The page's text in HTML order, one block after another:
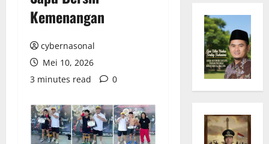
Kemenangan
cybernasonal
Mei 10, 2026
3 minutes read
0